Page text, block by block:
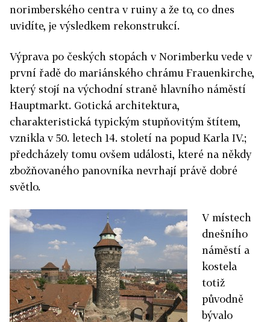
norimberského centra v ruiny a že to, co dnes
uvidíte, je výsledkem rekonstrukcí.
Výprava po českých stopách v Norimberku vede v
první řadě do mariánského chrámu Frauenkirche,
který stojí na východní straně hlavního náměstí
Hauptmarkt. Gotická architektura,
charakteristická typickým stupňovitým štítem,
vznikla v 50. letech 14. století na popud Karla IV.;
předcházely tomu ovšem události, které na někdy
zbožňovaného panovníka nevrhají právě dobré
světlo.
V místech
dnešního
náměstí a
kostela
totiž
původně
bývalo